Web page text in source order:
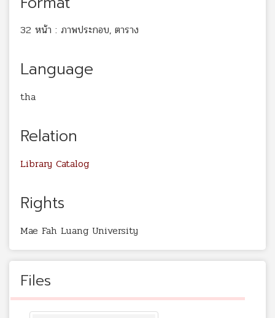
32 หน้า : ภาพประกอบ, ตาราง
Language
tha
Relation
Library Catalog
Rights
Mae Fah Luang University
Files